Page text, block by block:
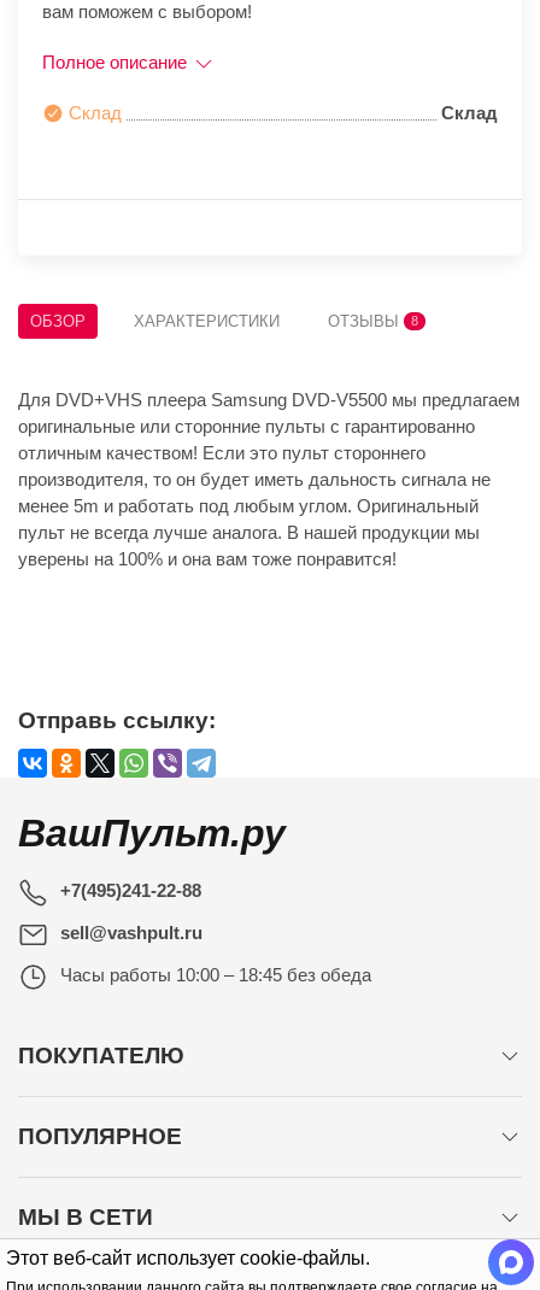
Этот веб-сайт использует cookie-файлы.
вам поможем с выбором!
Полное описание
Склад Склад
ОБЗОР ХАРАКТЕРИСТИКИ ОТЗЫВЫ 8
Для DVD+VHS плеера Samsung DVD-V5500 мы предлагаем
оригинальные или сторонние пульты с гарантированно
отличным качеством! Если это пульт стороннего
производителя, то он будет иметь дальность сигнала не
менее 5m и работать под любым углом. Оригинальный
пульт не всегда лучше аналога. В нашей продукции мы
уверены на 100% и она вам тоже понравится!
Отправь ссылку:
ВашПульт.ру
+7(495)241-22-88
sell@vashpult.ru
Часы работы 10:00 – 18:45 без обеда
ПОКУПАТЕЛЮ
ПОПУЛЯРНОЕ
МЫ В СЕТИ